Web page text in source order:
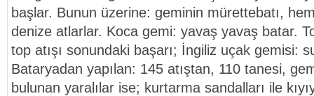
başlar. Bunun üzerine: geminin mürettebatı,
denize atlarlar. Koca gemi: yavaş yavaş batar.
top atışı sonundaki başarı; İngiliz uçak gemisi:
Bataryadan yapılan: 145 atıştan, 110 tanesi,
bulunan yaralılar ise; kurtarma sandalları ile